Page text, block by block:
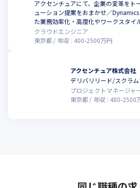
アクセンチュアにて、企業の変革をト
ューション提案をおまかせ／
た業務効率化・高度化やワークスタイ
クラウドエンジニア
東京都
年収 : 400-2500万円
アクセンチュア株式会社
デリバリリード/スクラ
プロジェクトマネージャ
東京都
年収 : 480-2500